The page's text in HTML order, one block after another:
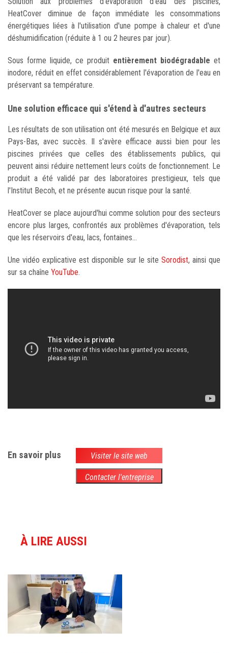
HeatCover diminue de façon immédiate les consommations
énergétiques liées à l'utilisation d'une pompe à chaleur et d'une
déshumidification (réduite à 1 ou 2 heures par jour).
Sous forme liquide, ce produit entièrement biodégradable et
inodore, réduit en effet considérablement l'évaporation de l'eau en
préservant sa température.
Une solution efficace qui s'étend à d'autres secteurs
Les résultats de son utilisation ont été mesurés en Belgique et aux
Pays-Bas, avec succès. Il s'avère efficace aussi bien pour les
piscines privées que celles des établissements publics, qui
peuvent ainsi réduire nettement leurs coûts de fonctionnement. Le
produit a été validé par des laboratoires prestigieux, tels que
l'Institut Becoh, et ne présente aucun risque pour la santé.
HeatCover se place aujourd'hui comme solution pour des secteurs
encore plus larges, confrontés aux problèmes d'évaporation, tels
que les réservoirs d'eau, lacs, fontaines...
Une vidéo explicative est disponible sur le site Sorodist, ainsi que
sur sa chaîne YouTube
En savoir plus Visiter le site web
Contacter l'entreprise
À LIRE AUSSI